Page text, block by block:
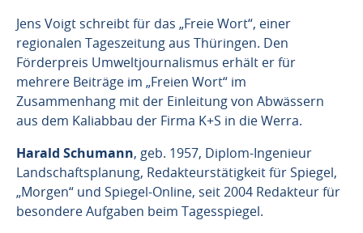
Jens Voigt schreibt für das „Freie Wort“, einer
regionalen Tageszeitung aus Thüringen. Den
Förderpreis Umweltjournalismus erhält er für
mehrere Beiträge im „Freien Wort“ im
Zusammenhang mit der Einleitung von Abwässern
aus dem Kaliabbau der Firma K+S in die Werra.
Harald Schumann, geb. 1957, Diplom-Ingenieur
Landschaftsplanung, Redakteurstätigkeit für Spiegel,
„Morgen“ und Spiegel-Online, seit 2004 Redakteur für
besondere Aufgaben beim Tagesspiegel.